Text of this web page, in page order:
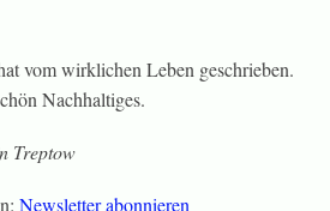
vom wirklichen Leben geschrieben.
Nachhaltiges.
Treptow
Newsletter abonnieren